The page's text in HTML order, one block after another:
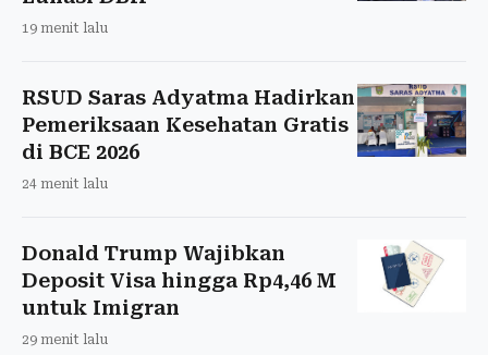
19 menit lalu
RSUD Saras Adyatma Hadirkan
Pemeriksaan Kesehatan Gratis
di BCE 2026
24 menit lalu
Donald Trump Wajibkan
Deposit Visa hingga Rp4,46 M
untuk Imigran
29 menit lalu